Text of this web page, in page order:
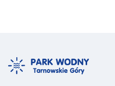
wybierz drugi zjazd,
pierwszym skrzyżowaniu